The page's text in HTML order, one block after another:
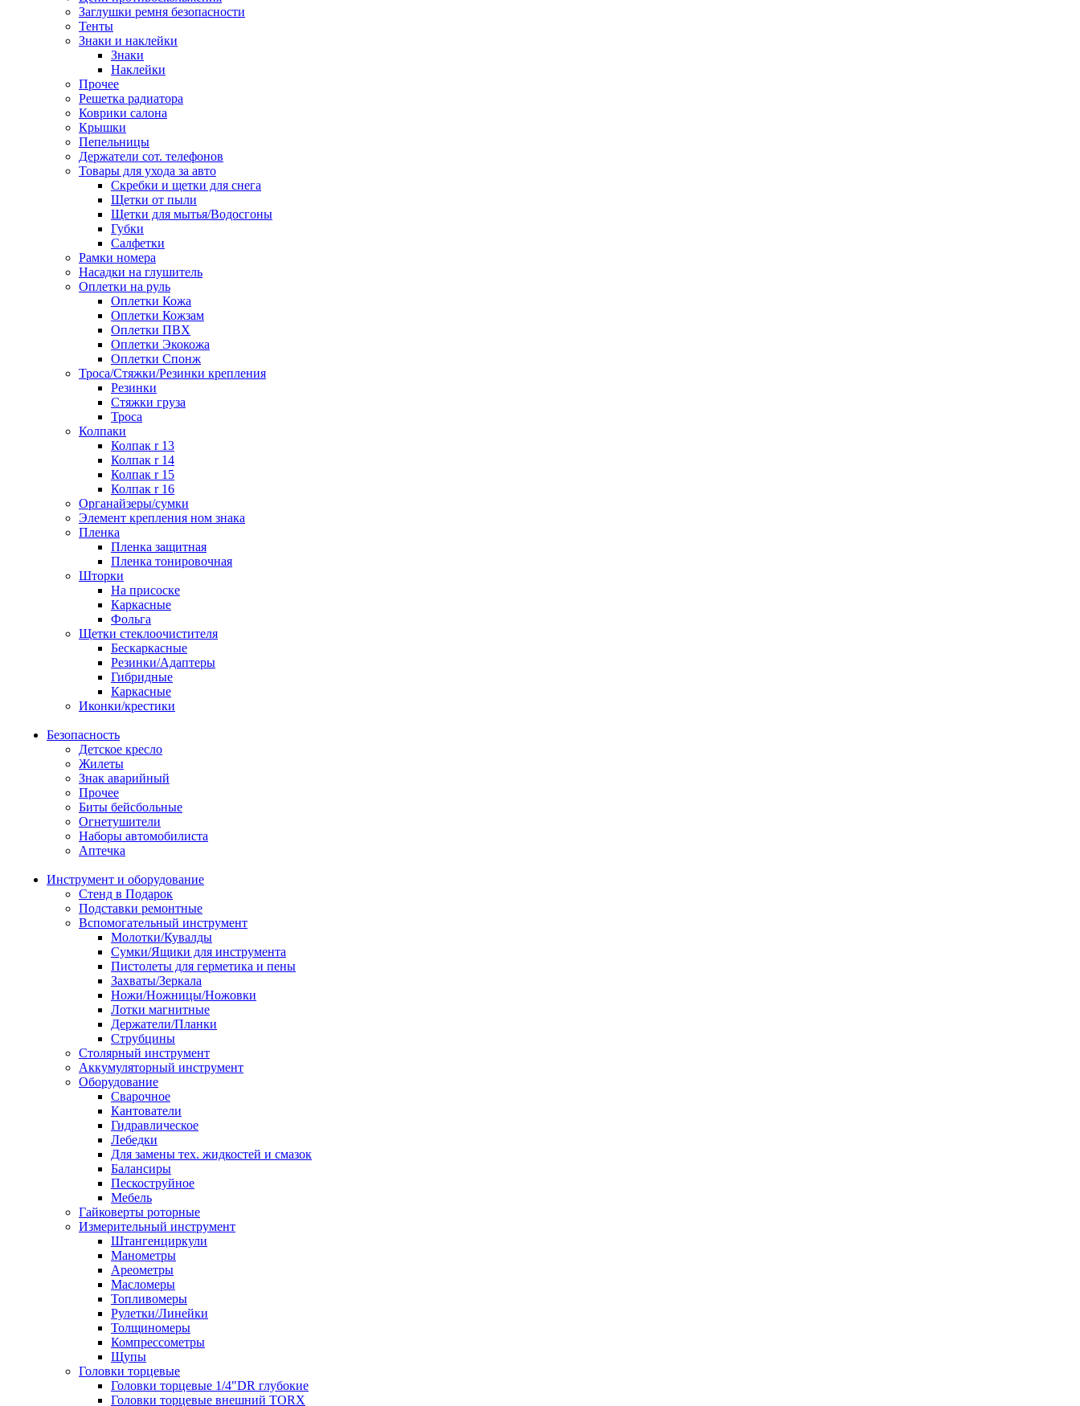
Заглушки ремня безопасности
Тенты
Знаки и наклейки
Знаки
Наклейки
Прочее
Решетка радиатора
Коврики салона
Крышки
Пепельницы
Держатели сот. телефонов
Товары для ухода за авто
Скребки и щетки для снега
Щетки от пыли
Щетки для мытья/Водосгоны
Губки
Салфетки
Рамки номера
Насадки на глушитель
Оплетки на руль
Оплетки Кожа
Оплетки Кожзам
Оплетки ПВХ
Оплетки Экокожа
Оплетки Спонж
Троса/Стяжки/Резинки крепления
Резинки
Стяжки груза
Троса
Колпаки
Колпак r 13
Колпак r 14
Колпак r 15
Колпак r 16
Органайзеры/сумки
Элемент крепления ном знака
Пленка
Пленка защитная
Пленка тонировочная
Шторки
На присоске
Каркасные
Фольга
Щетки стеклоочистителя
Бескаркасные
Резинки/Адаптеры
Гибридные
Каркасные
Иконки/крестики
Безопасность
Детское кресло
Жилеты
Знак аварийный
Прочее
Биты бейсбольные
Огнетушители
Наборы автомобилиста
Аптечка
Инструмент и оборудование
Стенд в Подарок
Подставки ремонтные
Вспомогательный инструмент
Молотки/Кувалды
Сумки/Ящики для инструмента
Пистолеты для герметика и пены
Захваты/Зеркала
Ножи/Ножницы/Ножовки
Лотки магнитные
Держатели/Планки
Струбцины
Столярный инструмент
Аккумуляторный инструмент
Оборудование
Сварочное
Кантователи
Гидравлическое
Лебедки
Для замены тех. жидкостей и смазок
Балансиры
Пескоструйное
Мебель
Гайковерты роторные
Измерительный инструмент
Штангенциркули
Манометры
Ареометры
Масломеры
Топливомеры
Рулетки/Линейки
Толщиномеры
Компрессометры
Щупы
Головки торцевые
Головки торцевые 1/4"DR глубокие
Головки торцевые внешний TORX